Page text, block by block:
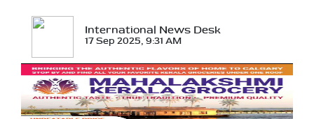
International News Desk
17 Sep 2025, 9:31 AM